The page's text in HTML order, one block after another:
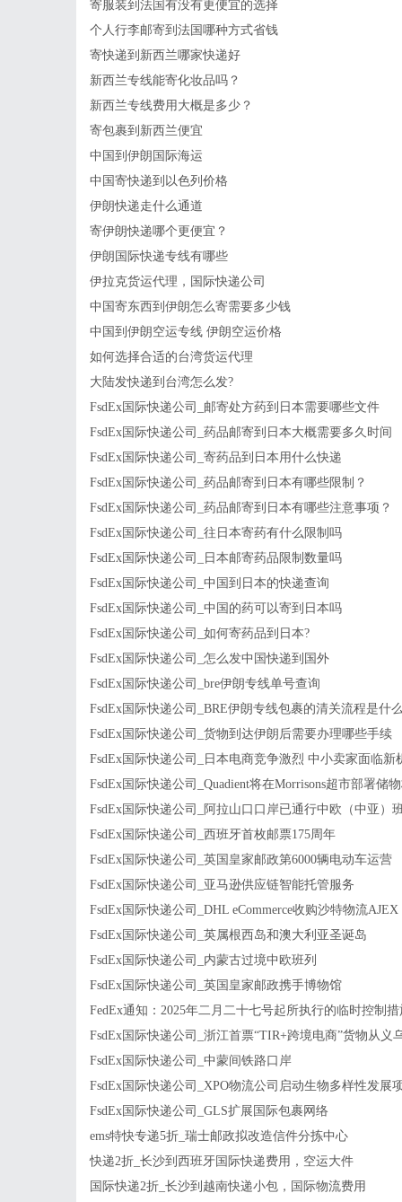
寄服装到法国有没有更便宜的选择
个人行李邮寄到法国哪种方式省钱
寄快递到新西兰哪家快递好
新西兰专线能寄化妆品吗？
新西兰专线费用大概是多少？
寄包裹到新西兰便宜
中国到伊朗国际海运
中国寄快递到以色列价格
伊朗快递走什么通道
寄伊朗快递哪个更便宜？
伊朗国际快递专线有哪些
伊拉克货运代理，国际快递公司
中国寄东西到伊朗怎么寄需要多少钱
中国到伊朗空运专线 伊朗空运价格
如何选择合适的台湾货运代理
大陆发快递到台湾怎么发?
FsdEx国际快递公司_邮寄处方药到日本需要哪些文件
FsdEx国际快递公司_药品邮寄到日本大概需要多久时间
FsdEx国际快递公司_寄药品到日本用什么快递
FsdEx国际快递公司_药品邮寄到日本有哪些限制？
FsdEx国际快递公司_药品邮寄到日本有哪些注意事项？
FsdEx国际快递公司_往日本寄药有什么限制吗
FsdEx国际快递公司_日本邮寄药品限制数量吗
FsdEx国际快递公司_中国到日本的快递查询
FsdEx国际快递公司_中国的药可以寄到日本吗
FsdEx国际快递公司_如何寄药品到日本?
FsdEx国际快递公司_怎么发中国快递到国外
FsdEx国际快递公司_bre伊朗专线单号查询
FsdEx国际快递公司_BRE伊朗专线包裹的清关流程是什
FsdEx国际快递公司_货物到达伊朗后需要办理哪些手续
FsdEx国际快递公司_日本电商竞争激烈 中小卖家面临新
FsdEx国际快递公司_Quadient将在Morrisons超市部署储
FsdEx国际快递公司_阿拉山口口岸已通行中欧（中亚）
FsdEx国际快递公司_西班牙首枚邮票175周年
FsdEx国际快递公司_英国皇家邮政第6000辆电动车运营
FsdEx国际快递公司_亚马逊供应链智能托管服务
FsdEx国际快递公司_DHL eCommerce收购沙特物流AJEX
FsdEx国际快递公司_英属根西岛和澳大利亚圣诞岛
FsdEx国际快递公司_内蒙古过境中欧班列
FsdEx国际快递公司_英国皇家邮政携手博物馆
FedEx通知：2025年二月二十七号起所执行的临时控制措
FsdEx国际快递公司_浙江首票“TIR+跨境电商”货物从义
FsdEx国际快递公司_中蒙间铁路口岸
FsdEx国际快递公司_XPO物流公司启动生物多样性发展
FsdEx国际快递公司_GLS扩展国际包裹网络
ems特快专递5折_瑞士邮政拟改造信件分拣中心
快递2折_长沙到西班牙国际快递费用，空运大件
国际快递2折_长沙到越南快递小包，国际物流费用